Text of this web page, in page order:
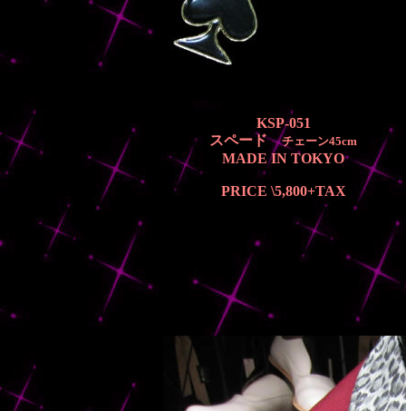
KSP-051
スペードチェーン45cm
MADE IN TOKYO
PRICE \5,800+TAX